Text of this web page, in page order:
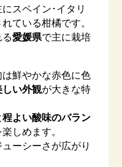
スペイン･イタリ
ている柑橘です。
愛媛県で主に栽培
は鮮やかな赤色に色
しい外観が大きな特
よい酸味のバラン
しめます。
ーシーさが広がり